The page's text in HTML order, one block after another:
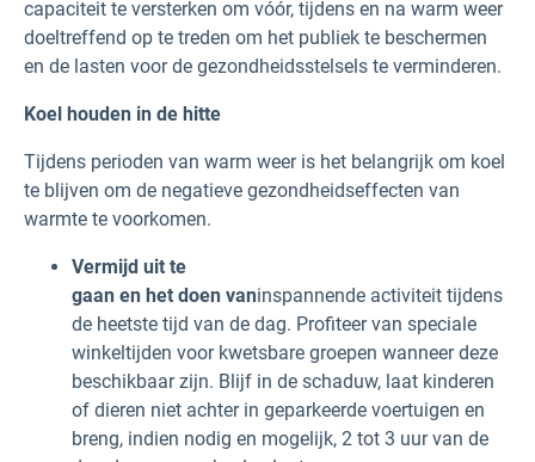
capaciteit te versterken om vóór, tijdens en na warm weer
doeltreffend op te treden om het publiek te beschermen
en de lasten voor de gezondheidsstelsels te verminderen.
Koel houden in de hitte
Tijdens perioden van warm weer is het belangrijk om koel
te blijven om de negatieve gezondheidseffecten van
warmte te voorkomen.
Vermijd uit te
gaan en het doen vaninspannende activiteit tijdens
de heetste tijd van de dag. Profiteer van speciale
winkeltijden voor kwetsbare groepen wanneer deze
beschikbaar zijn. Blijf in de schaduw, laat kinderen
of dieren niet achter in geparkeerde voertuigen en
breng, indien nodig en mogelijk, 2 tot 3 uur van de